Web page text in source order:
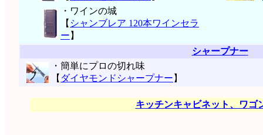
・ワインの城
【 シャンブレア 120本ワインセラ
ー 】
シャープナー
・簡単にプロの切れ味
【 ダイヤモンドシャープナー 】
キッチンキャビネット、ワゴ